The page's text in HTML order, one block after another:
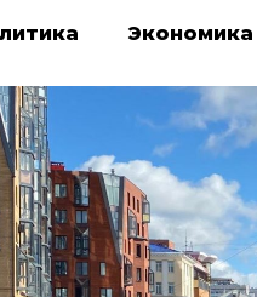
Экономика